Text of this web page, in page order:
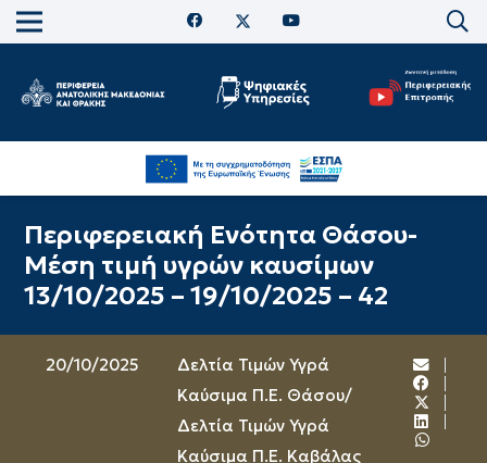
Περιφερειακή Ενότητα Θάσου-
Μέση τιμή υγρών καυσίμων
13/10/2025 – 19/10/2025 – 42
20/10/2025
Δελτία Τιμών Υγρά
Καύσιμα Π.Ε. Θάσου/
Δελτία Τιμών Υγρά
Καύσιμα Π.Ε. Καβάλας